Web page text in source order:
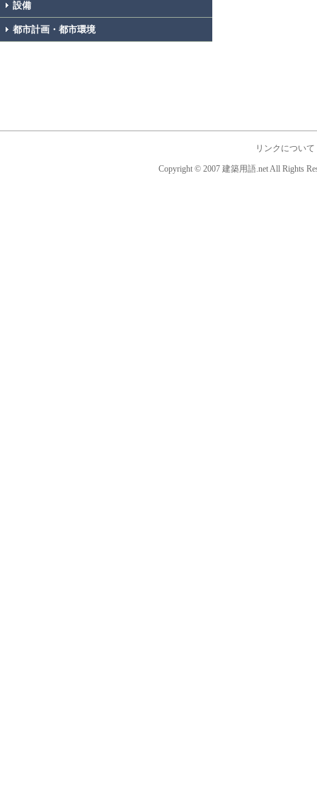
設備
都市計画・都市環境
リンクについて
Copyright © 2007 建築用語.net All Rights